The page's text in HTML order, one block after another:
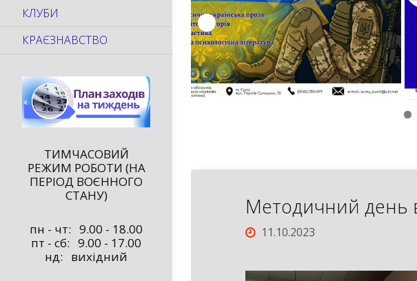
Методичний день
11.10.2023
КЛУБИ
КРАЄЗНАВСТВО
ТИМЧАСОВИЙ
РЕЖИМ РОБОТИ (НА
ПЕРІОД ВОЄННОГО
СТАНУ)
пн - чт: 9.00 - 18.00
пт - сб: 9.00 - 17.00
нд: вихідний